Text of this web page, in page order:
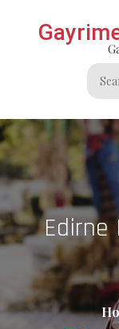
Search
for:
Edirne